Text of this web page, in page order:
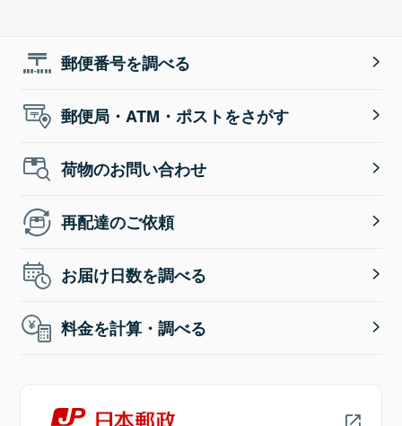
郵便番号を調べる
郵便局・ATM・ポストをさがす
荷物のお問い合わせ
再配達のご依頼
お届け日数を調べる
料金を計算・調べる